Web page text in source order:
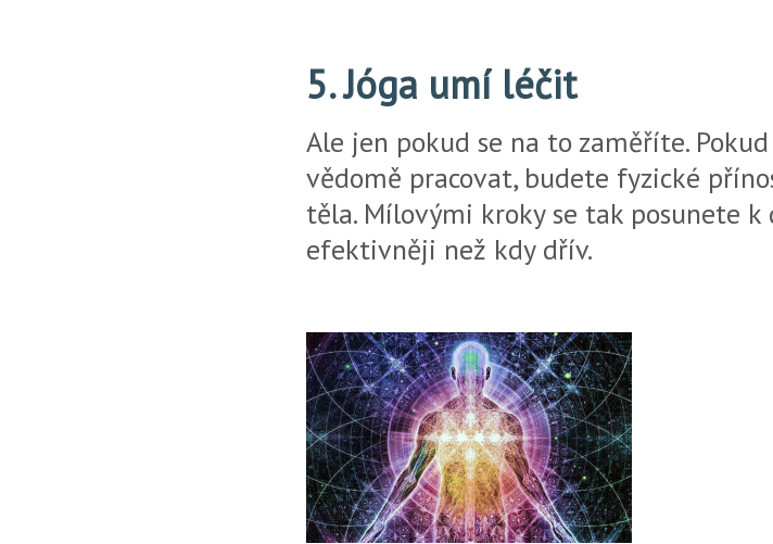
5. Jóga umí léčit
Ale jen pokud se na to zaměříte.
vědomě pracovat, budete fyzické
těla. Mílovými kroky se tak posunete
efektivněji než kdy dřív.